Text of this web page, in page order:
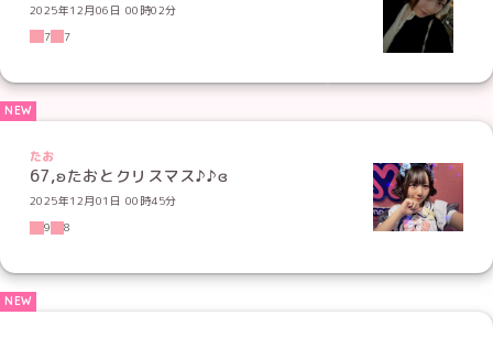
2025年12月06日 00時02分
7
7
たお
67,ʚたおとクリスマス♪♪ɞ
2025年12月01日 00時45分
9
8